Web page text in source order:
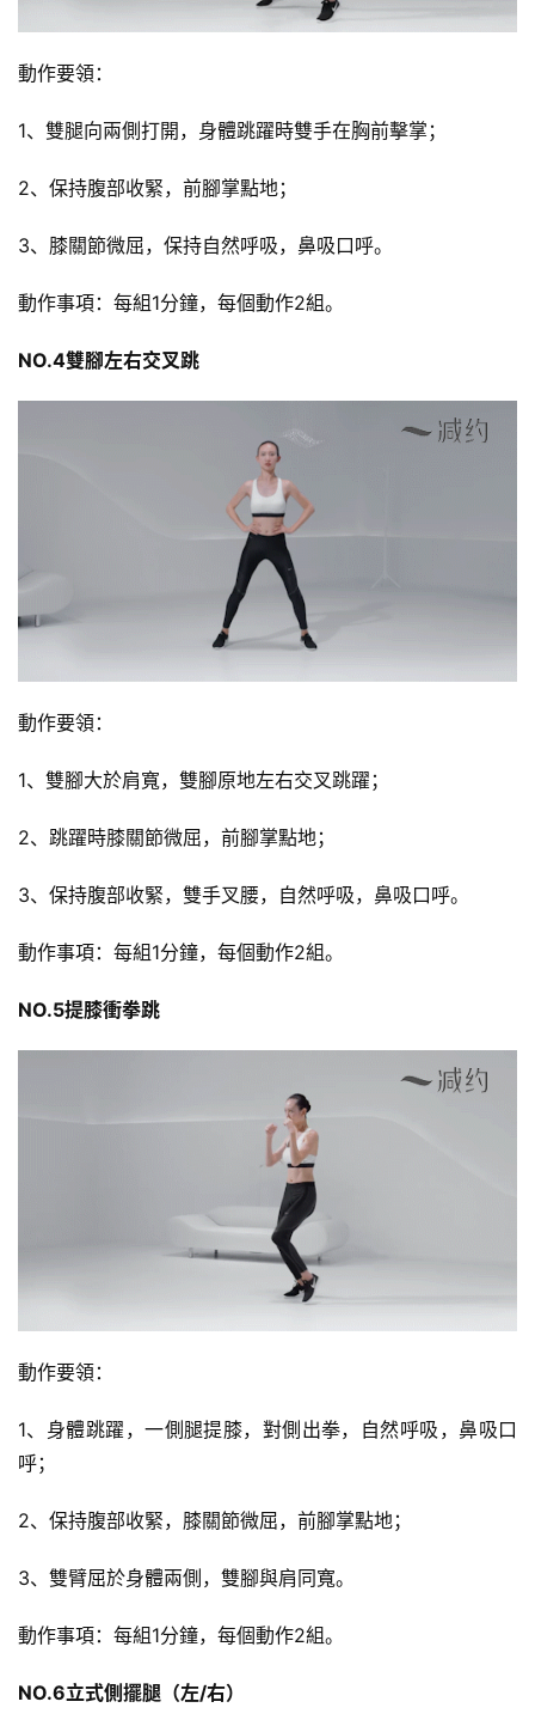
脂
劃
氧
動
力
訓
增
計
伽
身
頻
動作要領：
1、雙腿向兩側打開，身體跳躍時雙手在胸前擊掌；
2、保持腹部收緊，前腳掌點地；
3、膝關節微屈，保持自然呼吸，鼻吸口呼。
動作事項：每組1分鐘，每個動作2組。
NO.4雙腳左右交叉跳
動作要領：
1、雙腳大於肩寬，雙腳原地左右交叉跳躍；
2、跳躍時膝關節微屈，前腳掌點地；
3、保持腹部收緊，雙手叉腰，自然呼吸，鼻吸口呼。
動作事項：每組1分鐘，每個動作2組。
NO.5提膝衝拳跳
動作要領：
1、身體跳躍，一側腿提膝，對側出拳，自然呼吸，鼻吸口
呼；
2、保持腹部收緊，膝關節微屈，前腳掌點地；
3、雙臂屈於身體兩側，雙腳與肩同寬。
動作事項：每組1分鐘，每個動作2組。
NO.6立式側擺腿（左/右）